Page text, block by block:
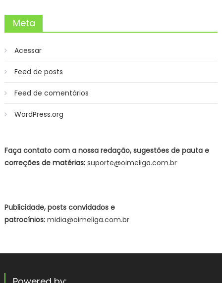
Meta
Acessar
Feed de posts
Feed de comentários
WordPress.org
Faça contato com a nossa redação, sugestões de pauta e
correções de matérias:suporte@oimeliga.com.br
Publicidade, posts convidados e
patrocínios:midia@oimeliga.com.br